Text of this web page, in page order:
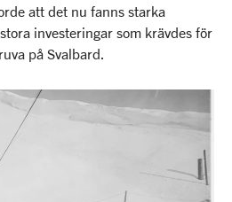
att det nu fanns starka
investeringar som krävdes för
på Svalbard.